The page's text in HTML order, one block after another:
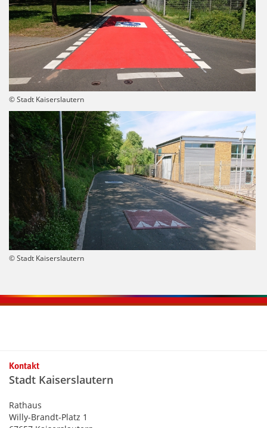
© Stadt Kaiserslautern
© Stadt Kaiserslautern
Kontaktinformationen und Weiterführendes
Kontakt
Stadt Kaiserslautern
Rathaus
Willy-Brandt-Platz 1